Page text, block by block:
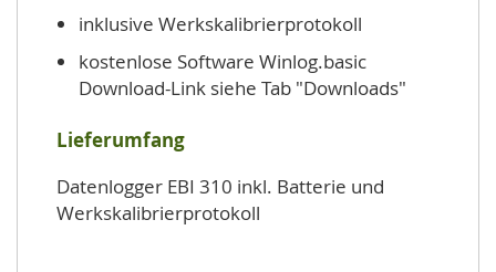
inklusive Werkskalibrierprotokoll
kostenlose Software Winlog.basic
Download-Link siehe Tab "Downloads"
Lieferumfang
Datenlogger EBI 310 inkl. Batterie und
Werkskalibrierprotokoll